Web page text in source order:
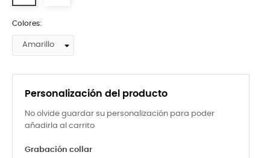
Personalización del producto
No olvide guardar su personalización para poder
añadirla al carrito
Grabación collar
Colores: